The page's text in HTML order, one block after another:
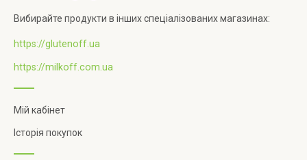
Вибирайте продукти в інших спеціалізованих магазинах:
https://glutenoff.ua
https://milkoff.com.ua
Мій кабінет
Історія покупок